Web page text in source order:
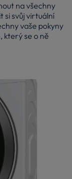
na všechny
si svůj virtuální
vaše pokyny
který se o ně